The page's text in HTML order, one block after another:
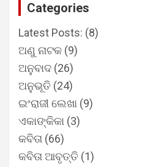
Categories
Latest Posts: (8)
ଅଣୁ ନାଟକ (9)
ଅନୁବାଦ (26)
ଅନୁଭୂତି (24)
ଇଂରାଜୀ ଲେଖା (9)
ଏକାଙ୍କିକା (3)
କବିତା (66)
କବିତା ଆବୃତ୍ତି (1)